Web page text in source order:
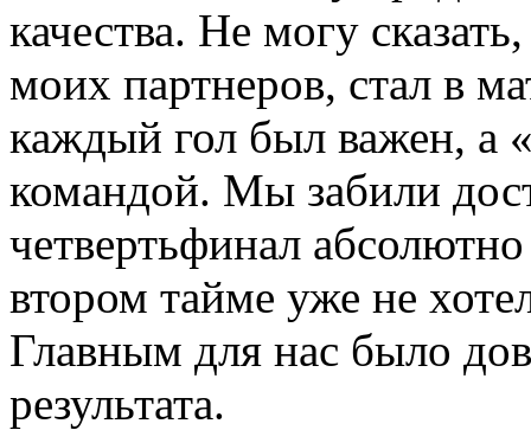
качества. Не могу
моих партнеров, стал в
каждый гол был важен, а
командой. Мы забили
четвертьфинал
втором тайме уже не
Главным для нас было
результата.